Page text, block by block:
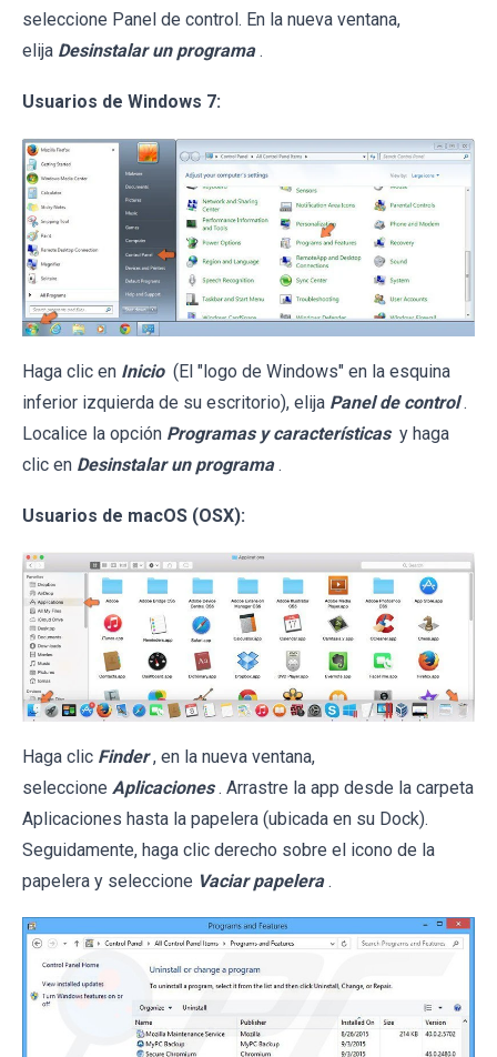
seleccione Panel de control. En la nueva ventana,
elija Desinstalar un programa .
Usuarios de Windows 7:
Haga clic en Inicio (El "logo de Windows" en la esquina
inferior izquierda de su escritorio), elija Panel de control .
Localice la opción Programas y características y haga
clic en Desinstalar un programa .
Usuarios de macOS (OSX):
Haga clic Finder , en la nueva ventana,
seleccione Aplicaciones . Arrastre la app desde la carpeta
Aplicaciones hasta la papelera (ubicada en su Dock).
Seguidamente, haga clic derecho sobre el icono de la
papelera y seleccione Vaciar papelera .